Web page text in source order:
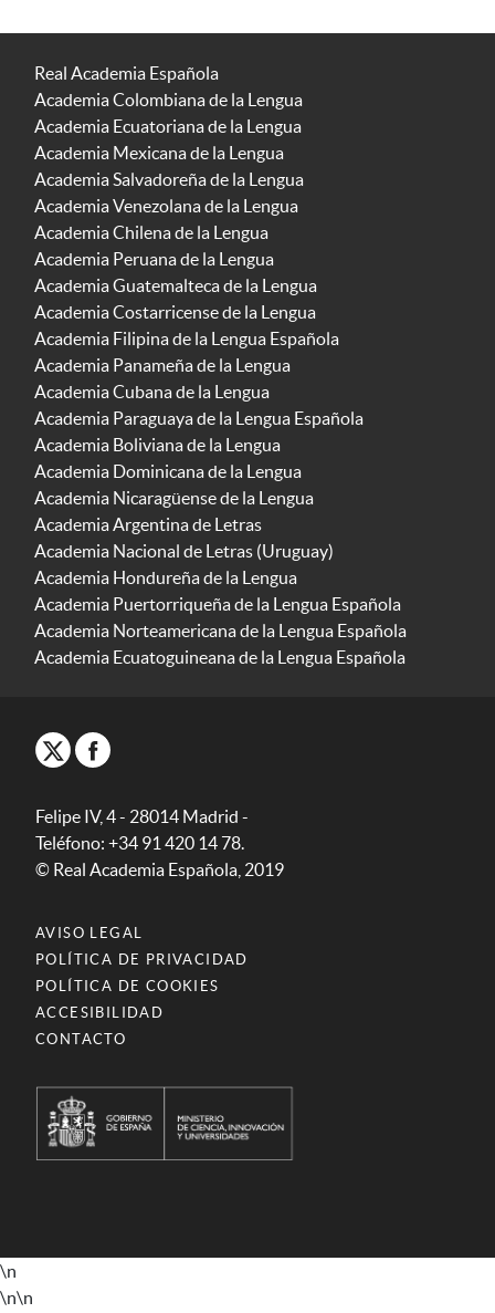
Real Academia Española
Academia Colombiana de la Lengua
Academia Ecuatoriana de la Lengua
Academia Mexicana de la Lengua
Academia Salvadoreña de la Lengua
Academia Venezolana de la Lengua
Academia Chilena de la Lengua
Academia Peruana de la Lengua
Academia Guatemalteca de la Lengua
Academia Costarricense de la Lengua
Academia Filipina de la Lengua Española
Academia Panameña de la Lengua
Academia Cubana de la Lengua
Academia Paraguaya de la Lengua Española
Academia Boliviana de la Lengua
Academia Dominicana de la Lengua
Academia Nicaragüense de la Lengua
Academia Argentina de Letras
Academia Nacional de Letras (Uruguay)
Academia Hondureña de la Lengua
Academia Puertorriqueña de la Lengua Española
Academia Norteamericana de la Lengua Española
Academia Ecuatoguineana de la Lengua Española
Felipe IV, 4 - 28014 Madrid -
Teléfono: +34 91 420 14 78.
© Real Academia Española, 2019
AVISO LEGAL
POLÍTICA DE PRIVACIDAD
POLÍTICA DE COOKIES
ACCESIBILIDAD
CONTACTO
\n
\n\n